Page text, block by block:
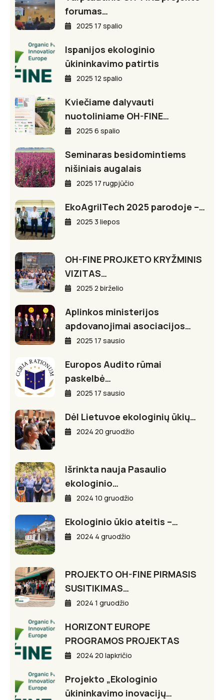
forumas…
2025 17 spalio
Ispanijos ekologinio
ūkininkavimo patirtis
2025 12 spalio
Kviečiame dalyvauti
nuotoliniame OH-FINE…
2025 6 spalio
Seminaras besidomintiems
nišiniais augalais
2025 17 rugpjūčio
EkoAgriITech 2025 parodoje –…
2025 3 liepos
OH-FINE PROJKETO KRYŽMINIS
VIZITAS…
2025 2 birželio
Aplinkos ministerijos
apdovanojimai asociacijos…
2025 17 sausio
Europos Audito rūmai
paskelbė…
2025 17 sausio
Dėl Lietuvoe ekologinių ūkių…
2024 20 gruodžio
Išrinkta nauja Pasaulio
ekologinio…
2024 10 gruodžio
Ekologinio ūkio ateitis –…
2024 4 gruodžio
PROJEKTO OH-FINE PIRMASIS
SUSITIKIMAS…
2024 1 gruodžio
HORIZONT EUROPE
PROGRAMOS PROJEKTAS
2024 20 lapkričio
Projekto „Ekologinio
ūkininkavimo inovacijų…